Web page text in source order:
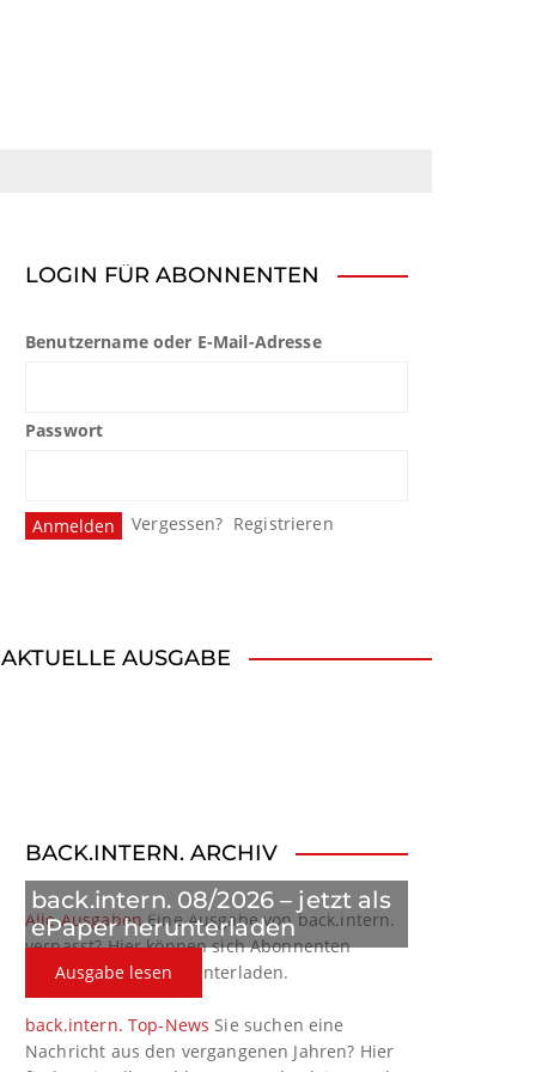
LOGIN FÜR ABONNENTEN
Benutzername oder E-Mail-Adresse
Passwort
Vergessen? Registrieren
AKTUELLE AUSGABE
back.intern. 08/2026 – jetzt als
ePaper herunterladen
Ausgabe lesen
BACK.INTERN. ARCHIV
Alle AusgabenEine Ausgabe von back.intern.
verpasst? Hier können sich Abonnenten
ältere Ausgaben herunterladen.
back.intern. Top-News Sie suchen eine
Nachricht aus den vergangenen Jahren? Hier